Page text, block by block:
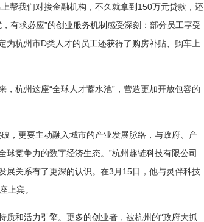
帮我们对接金融机构，不久就拿到150万元贷款，还
有求必应”的创业服务机制感受深刻：部分员工享受
为杭州市D类人才的员工还获得了购房补贴、购车上
杭州这座“全球人才蓄水池”，营造更加开放包容的
，更要主动融入城市的产业发展脉络，与政府、产
竞争力的数字经济生态。”杭州趣链科技有限公司
展关系有了更深的认识。在3月15日，他与灵伴科技
上宾。
质和活力引擎。更多的创业者，被杭州的“政府大抓